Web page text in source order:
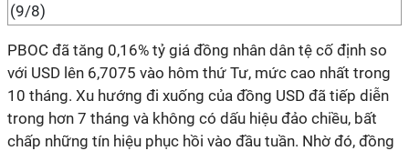
(9/8)
PBOC đã tăng 0,16% tỷ giá đồng nhân dân tệ cố định so
với USD lên 6,7075 vào hôm thứ Tư, mức cao nhất trong
10 tháng. Xu hướng đi xuống của đồng USD đã tiếp diễn
trong hơn 7 tháng và không có dấu hiệu đảo chiều, bất
chấp những tín hiệu phục hồi vào đầu tuần. Nhờ đó, đồng